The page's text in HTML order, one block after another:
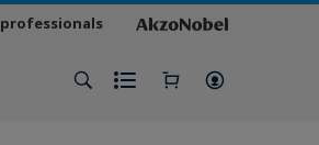
professionals